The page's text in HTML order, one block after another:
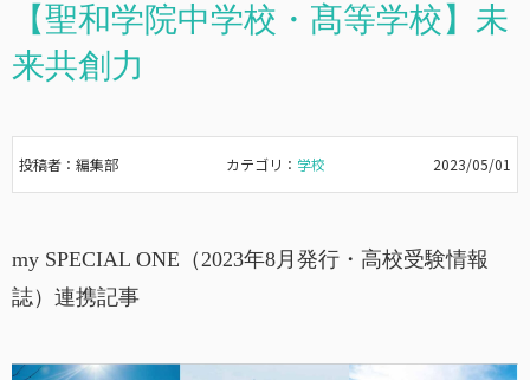
【聖和学院中学校・髙等学校】未
来共創力
投稿者：編集部 カテゴリ： 学校 2023/05/01
my SPECIAL ONE（2023年8月発行・高校受験情報
誌）連携記事